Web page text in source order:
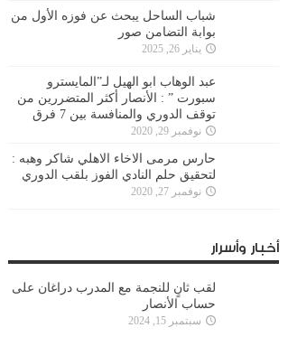
شباب الساحل يبحث عن فوزه الأول من
بوابة التضامن صور
يناير 26, 2025
عبد الوهاب ابو الهيل لـ”المايسترو
سبورت ” : الأنصار أكثر المتضررين من
توقف الدوري والمنافسة بين 7 فرق
نوفمبر 29, 2020
حارس مرمى الاخاء الاهلي شاكر وهبه :
لتحقيق حلم النادي الفوز بلقب الدوري
نوفمبر 27, 2020
أخبار وأسرار
لقب ثانٍ للنجمة مع المدرب دراغان على
حساب الأنصار
سبتمبر 15, 2024